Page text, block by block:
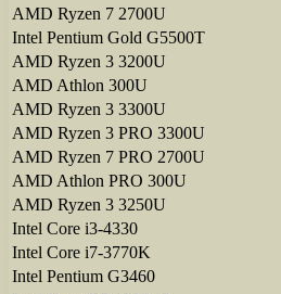
AMD Ryzen 7 2700U
Intel Pentium Gold G5500T
AMD Ryzen 3 3200U
AMD Athlon 300U
AMD Ryzen 3 3300U
AMD Ryzen 3 PRO 3300U
AMD Ryzen 7 PRO 2700U
AMD Athlon PRO 300U
AMD Ryzen 3 3250U
Intel Core i3-4330
Intel Core i7-3770K
Intel Pentium G3460